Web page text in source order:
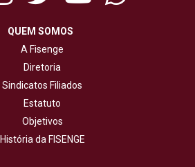
QUEM SOMOS
A Fisenge
Diretoria
Sindicatos Filiados
Estatuto
Objetivos
História da FISENGE